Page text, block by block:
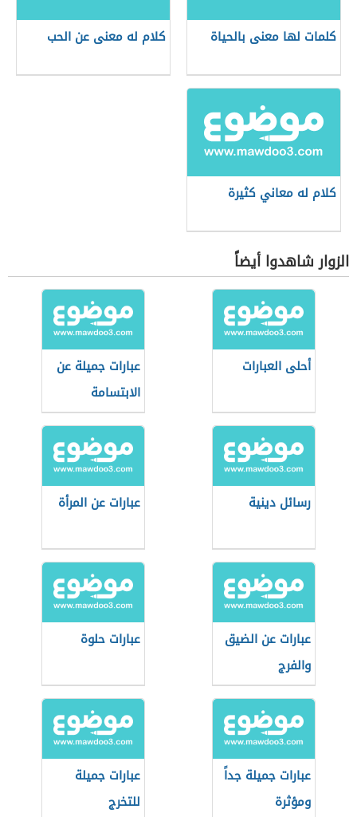
كلمات لها معنى بالحياة كلام له معنى عن الحب
كلام له معاني كثيرة
الزوار شاهدوا أيضاً
أحلى العبارات
عبارات جميلة عن
الابتسامة
رسائل دينية عبارات عن المرأة
عبارات عن الضيق
والفرج
عبارات حلوة
عبارات جميلة جداً
ومؤثرة
عبارات جميلة
للتخرج